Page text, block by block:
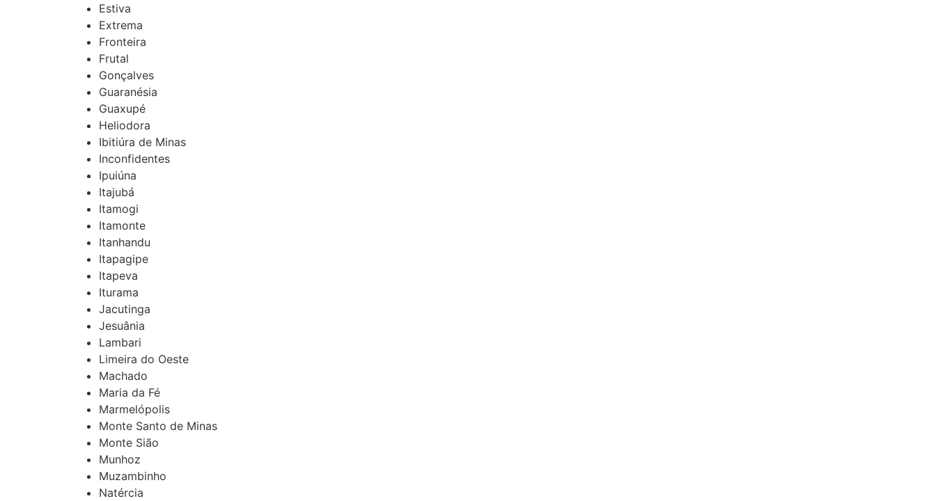
Estiva
Extrema
Fronteira
Frutal
Gonçalves
Guaranésia
Guaxupé
Heliodora
Ibitiúra de Minas
Inconfidentes
Ipuiúna
Itajubá
Itamogi
Itamonte
Itanhandu
Itapagipe
Itapeva
Iturama
Jacutinga
Jesuânia
Lambari
Limeira do Oeste
Machado
Maria da Fé
Marmelópolis
Monte Santo de Minas
Monte Sião
Munhoz
Muzambinho
Natércia